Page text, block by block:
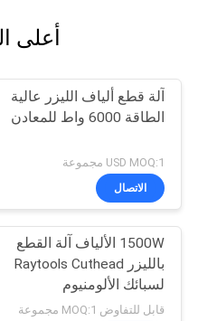
أعلى
آلة قطع ألياف الليزر عالية
الطاقة 6000 واط للمعادن
USD MOQ:1 مجموعة
الاتصال
1500W الألياف آلة القطع
بالليزر Raytools Cuthead
لسبائك الألومنيوم
قابل للتفاوض MOQ:1 مجموعة